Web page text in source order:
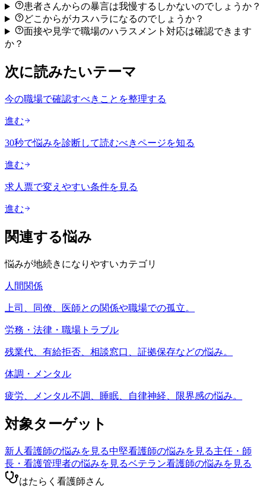
患者さんからの暴言は我慢するしかないのでしょうか？
どこからがカスハラになるのでしょうか？
面接や見学で職場のハラスメント対応は確認できます
か？
次に読みたいテーマ
今の職場で確認すべきことを整理する
進む
30秒で悩みを診断して読むべきページを知る
進む
求人票で変えやすい条件を見る
進む
関連する悩み
悩みが地続きになりやすいカテゴリ
人間関係
上司、同僚、医師との関係や職場での孤立。
労務・法律・職場トラブル
残業代、有給拒否、相談窓口、証拠保存などの悩み。
体調・メンタル
疲労、メンタル不調、睡眠、自律神経、限界感の悩み。
対象ターゲット
新人看護師の悩みを見る中堅看護師の悩みを見る主任・師
長・看護管理者の悩みを見るベテラン看護師の悩みを見る
はたらく看護師さん